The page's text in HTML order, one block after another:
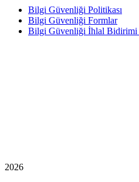
Bilgi Güvenliği Politikası
Bilgi Güvenliği Formlar
Bilgi Güvenliği İhlal Bidirimi
2026